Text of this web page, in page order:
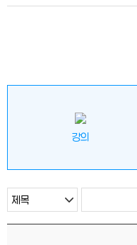
강의